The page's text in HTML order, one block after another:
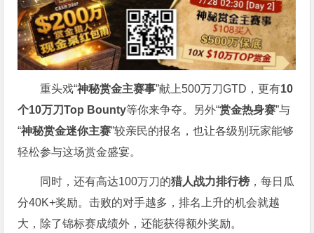
重头戏“神秘赏金主赛事”献上500万刀GTD，更有10
个10万刀Top Bounty等你来争夺。另外“赏金热身赛”与
“神秘赏金迷你主赛”较亲民的报名，也让各级别玩家能够
轻松参与这场赏金盛宴。
同时，还有高达100万刀的猎人战力排行榜 ，每日瓜
分40K+奖励。击败的对手越多，排名上升的机会就越
大，除了锦标赛成绩外，还能获得额外奖励。